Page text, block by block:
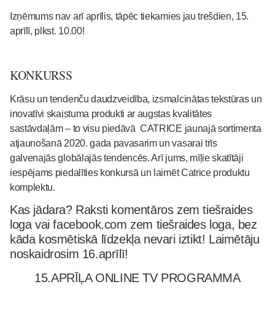
Izņēmums nav arī aprīlis, tāpēc tiekamies jau trešdien, 15.
aprīlī, plkst. 10.00!
KONKURSS
Krāsu un tendenču daudzveidība, izsmalcinātas tekstūras un
inovatīvi skaistuma produkti ar augstas kvalitātes
sastāvdaļām – to visu piedāvā CATRICE jaunajā sortimenta
atjaunošanā 2020. gada pavasarim un vasarai trīs
galvenajās globālajās tendencēs. Arī jums, mīļie skatītāji
iespējams piedalīties konkursā un laimēt Catrice produktu
komplektu.
Kas jādara? Raksti komentāros zem tiešraides
loga vai facebook.com zem tiešraides loga, bez
kāda kosmētiskā līdzekļa nevari iztikt! Laimētāju
noskaidrosim 16.aprīlī!
15.APRĪĻA ONLINE TV PROGRAMMA